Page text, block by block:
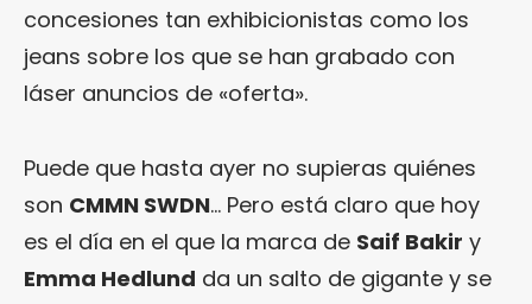
concesiones tan exhibicionistas como los
jeans sobre los que se han grabado con
láser anuncios de «oferta».
Puede que hasta ayer no supieras quiénes
son CMMN SWDN… Pero está claro que hoy
es el día en el que la marca de Saif Bakir y
Emma Hedlund da un salto de gigante y se